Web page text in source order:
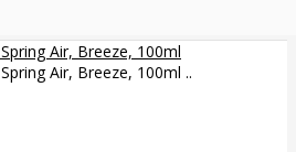
Air, Breeze, 100ml
Air, Breeze, 100ml ..